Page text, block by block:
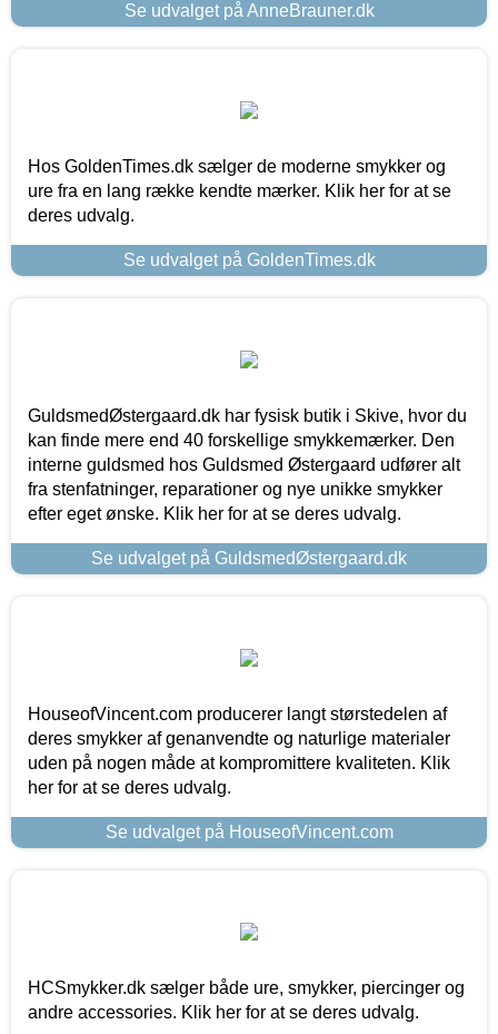
Se udvalget på AnneBrauner.dk
Hos GoldenTimes.dk sælger de moderne smykker og
ure fra en lang række kendte mærker. Klik her for at se
deres udvalg.
Se udvalget på GoldenTimes.dk
GuldsmedØstergaard.dk har fysisk butik i Skive, hvor du
kan finde mere end 40 forskellige smykkemærker. Den
interne guldsmed hos Guldsmed Østergaard udfører alt
fra stenfatninger, reparationer og nye unikke smykker
efter eget ønske. Klik her for at se deres udvalg.
Se udvalget på GuldsmedØstergaard.dk
HouseofVincent.com producerer langt størstedelen af
deres smykker af genanvendte og naturlige materialer
uden på nogen måde at kompromittere kvaliteten. Klik
her for at se deres udvalg.
Se udvalget på HouseofVincent.com
HCSmykker.dk sælger både ure, smykker, piercinger og
andre accessories. Klik her for at se deres udvalg.